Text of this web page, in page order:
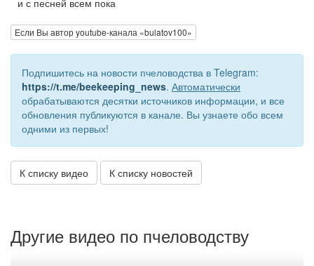
Если Вы автор youtube-канала «bulatov100»
Подпишитесь на новости пчеловодства в Telegram:
https://t.me/beekeeping_news. Автоматически
обрабатываются десятки источников информации, и все
обновления публикуются в канале. Вы узнаете обо всем
одними из первых!
К списку видео К списку новостей
Другие видео по пчеловодству